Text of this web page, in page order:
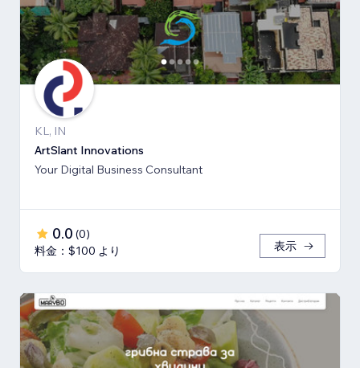
KL, IN
ArtSlant Innovations
Your Digital Business Consultant
0.0 (0)
料金：$100 より
表示